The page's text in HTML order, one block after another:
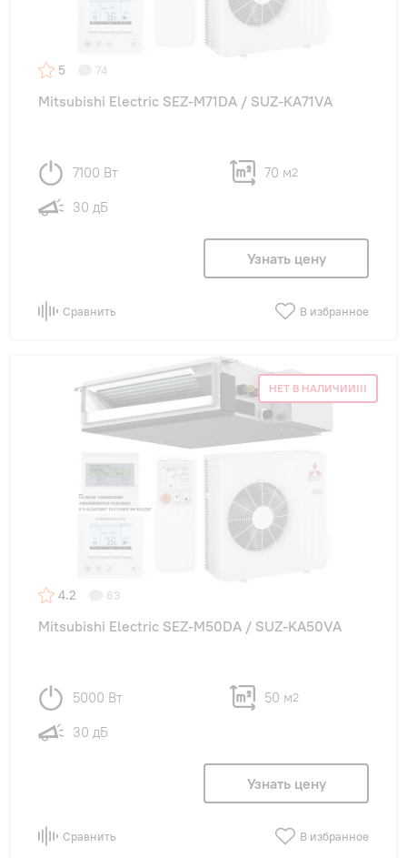
5 74
Mitsubishi Electric SEZ-M71DA / SUZ-KA71VA
7100 Вт 70 м2
30 дБ
Узнать цену
Сравнить В избранное
НЕТ В НАЛИЧИИ!!!
4.2 63
Mitsubishi Electric SEZ-M50DA / SUZ-KA50VA
5000 Вт 50 м2
30 дБ
Узнать цену
Сравнить В избранное